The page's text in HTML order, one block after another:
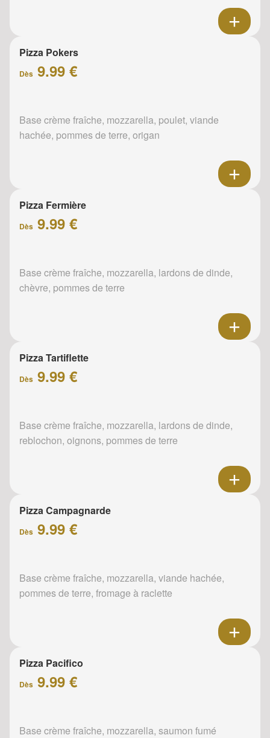
Pizza Pokers
Dès 9.99 €
Base crème fraîche, mozzarella, poulet, viande
hachée, pommes de terre, origan
Pizza Fermière
Dès 9.99 €
Base crème fraîche, mozzarella, lardons de dinde,
chèvre, pommes de terre
Pizza Tartiflette
Dès 9.99 €
Base crème fraîche, mozzarella, lardons de dinde,
reblochon, oignons, pommes de terre
Pizza Campagnarde
Dès 9.99 €
Base crème fraîche, mozzarella, viande hachée,
pommes de terre, fromage à raclette
Pizza Pacifico
Dès 9.99 €
Base crème fraîche, mozzarella, saumon fumé